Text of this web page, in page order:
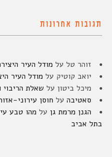
תגובות אחרונות
זוהר טל על מודל העיר
יואב קוטיק על מודל העיר
מיכל ביטון על שאלת הריבוי
סאטיבה על חוסן עירוני-
הגנן מרמת גן על מהו טבע
בתל אביב